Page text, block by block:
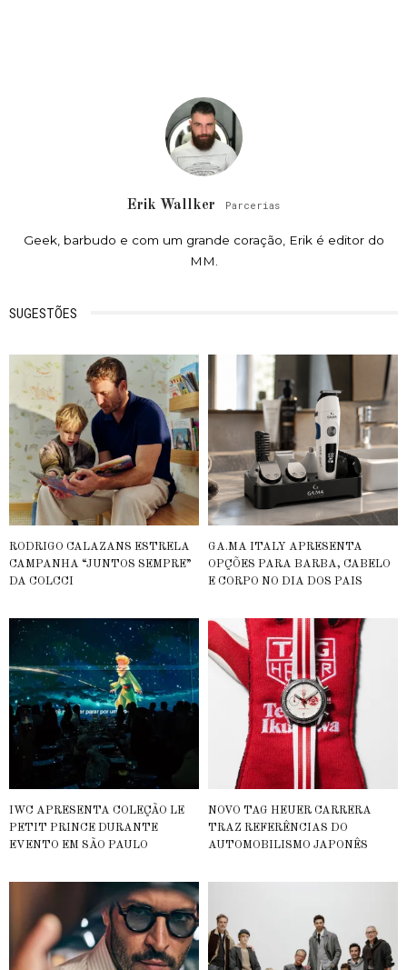
Erik Wallker Parcerias
Geek, barbudo e com um grande coração, Erik é editor do
MM.
SUGESTÕES
RODRIGO CALAZANS ESTRELA
CAMPANHA “JUNTOS SEMPRE”
DA COLCCI
GA.MA ITALY APRESENTA
OPÇÕES PARA BARBA, CABELO
E CORPO NO DIA DOS PAIS
IWC APRESENTA COLEÇÃO LE
PETIT PRINCE DURANTE
EVENTO EM SÃO PAULO
NOVO TAG HEUER CARRERA
TRAZ REFERÊNCIAS DO
AUTOMOBILISMO JAPONÊS